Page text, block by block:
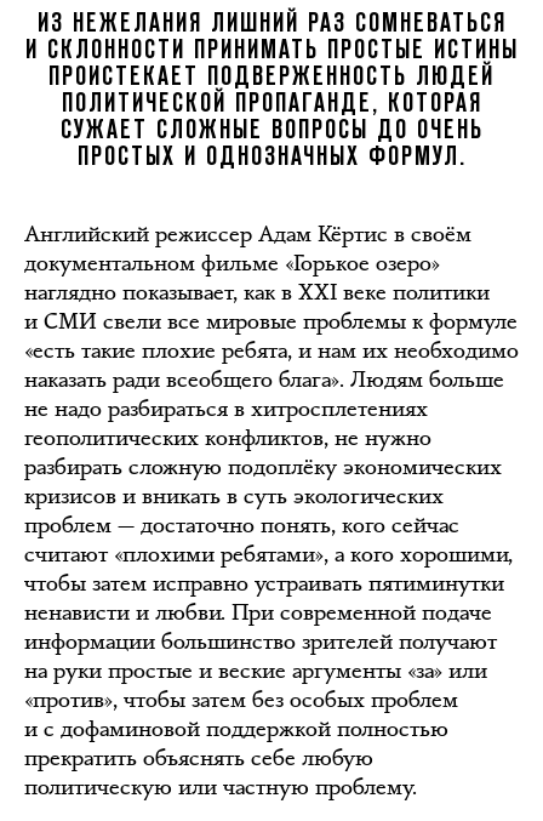
ИЗ НЕЖЕЛАНИЯ ЛИШНИЙ РАЗ СОМНЕВАТЬСЯ
И СКЛОННОСТИ ПРИНИМАТЬ ПРОСТЫЕ ИСТИНЫ
ПРОИСТЕКАЕТ ПОДВЕРЖЕННОСТЬ ЛЮДЕЙ
ПОЛИТИЧЕСКОЙ ПРОПАГАНДЕ, КОТОРАЯ
СУЖАЕТ СЛОЖНЫЕ ВОПРОСЫ ДО ОЧЕНЬ
ПРОСТЫХ И ОДНОЗНАЧНЫХ ФОРМУЛ.
Английский режиссер Адам Кёртис в своём
документальном фильме «Горькое озеро»
наглядно показывает, как в XXI веке политики
и СМИ свели все мировые проблемы к формуле
«есть такие плохие ребята, и нам их необходимо
наказать ради всеобщего блага». Людям больше
не надо разбираться в хитросплетениях
геополитических конфликтов, не нужно
разбирать сложную подоплёку экономических
кризисов и вникать в суть экологических
проблем — достаточно понять, кого сейчас
считают «плохими ребятами», а кого хорошими,
чтобы затем исправно устраивать пятиминутки
ненависти и любви. При современной подаче
информации большинство зрителей получают
на руки простые и веские аргументы «за» или
«против», чтобы затем без особых проблем
и с дофаминовой поддержкой полностью
прекратить объяснять себе любую
политическую или частную проблему.